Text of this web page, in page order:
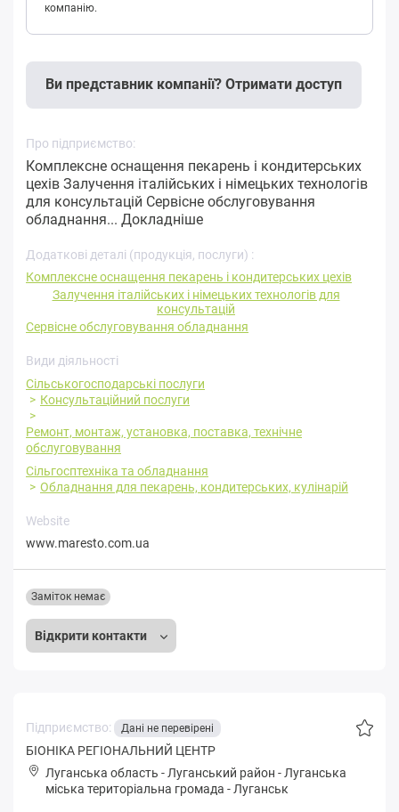
компанію.
Ви представник компанії? Отримати доступ
Про підприємство:
Комплексне оснащення пекарень і кондитерських
цехів Залучення італійських і німецьких технологів
для консультацій Сервісне обслуговування
обладнання... Докладніше
Додаткові деталі (продукція, послуги) :
Комплексне оснащення пекарень і кондитерських цехів
Залучення італійських і німецьких технологів для
консультацій
Сервісне обслуговування обладнання
Види діяльності
Сільськогосподарські послуги
Консультаційний послуги
Ремонт, монтаж, установка, поставка, технічне
обслуговування
Сільгосптехніка та обладнання
Обладнання для пекарень, кондитерських, кулінарій
Website
www.maresto.com.ua
Відкрити контакти
Заміток немає
Підприємство: Дані не перевірені
БІОНІКА РЕГІОНАЛЬНИЙ ЦЕНТР
Луганська область - Луганський район - Лугaнськa
міська територіальна громада - Луганськ